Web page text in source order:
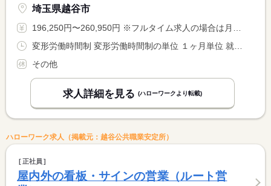
埼玉県越谷市
196,250円〜260,950円 ※フルタイム求人の場合は月額（換算額）、パート求人の場合は時間額を表示しています。
その他
求人詳細を見る (ハローワークより転載)
ハローワーク求人（掲載元：越谷公共職業安定所）
正社員
屋内外の看板・サインの営業（ルート営